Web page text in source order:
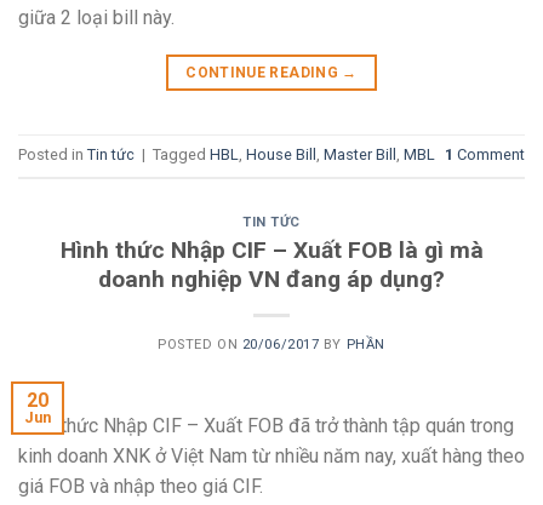
giữa 2 loại bill này.
CONTINUE READING →
Posted in Tin tức | Tagged HBL, House Bill , Master Bill , MBL 1 Comment
TIN TỨC
Hình thức Nhập CIF – Xuất FOB là gì mà
doanh nghiệp VN đang áp dụng?
POSTED ON 20/06/2017 BY PHẦN
20
Jun
Hình thức Nhập CIF – Xuất FOB đã trở thành tập quán trong
kinh doanh XNK ở Việt Nam từ nhiều năm nay, xuất hàng theo
giá FOB và nhập theo giá CIF.